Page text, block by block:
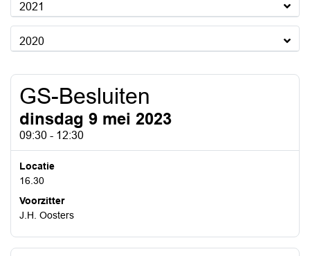
2021
2020
GS-Besluiten
dinsdag 9 mei 2023
09:30 - 12:30
Locatie
16.30
Voorzitter
J.H. Oosters